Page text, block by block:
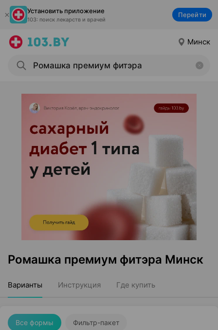
Установить приложение
103: поиск лекарств и врачей
Перейти
Минск
Ромашка премиум фитэра Минск
Варианты Инструкция Где купить
Все формы Фильтр-пакет